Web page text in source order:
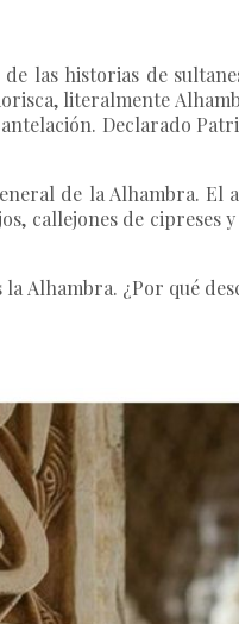
las historias de
literalmente
Declarado
de la Alhambra. El
callejones de cipreses
Alhambra. ¿Por qué